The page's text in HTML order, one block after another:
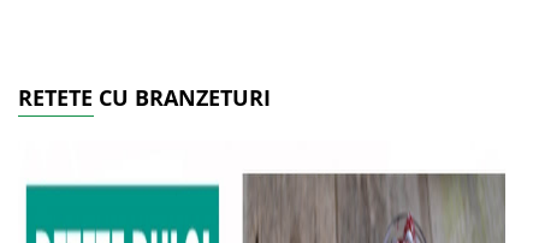
RETETE CU BRANZETURI